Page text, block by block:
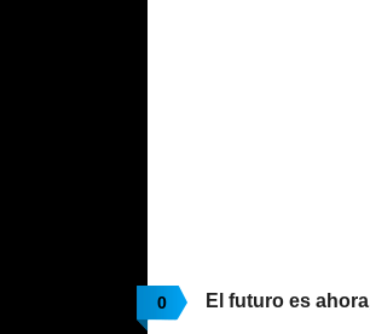
0 El futuro es